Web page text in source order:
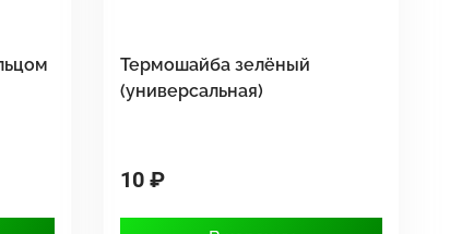
Термошайба зелёный
(универсальная)
10 ₽